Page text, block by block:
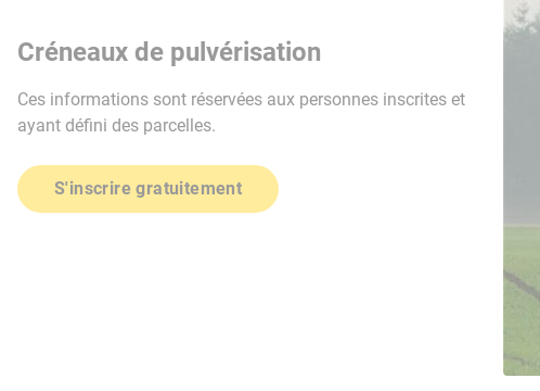
Créneaux de pulvérisation
Ces informations sont réservées aux personnes inscrites et
ayant défini des parcelles.
S'inscrire gratuitement